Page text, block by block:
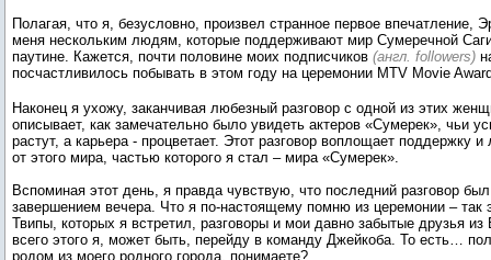
Полагая, что я, безусловно, произвел странное первое впечатление,
меня нескольким людям, которые поддерживают мир Сумеречной
паутине. Кажется, почти половине моих подписчиков (англ. followers)
посчастливилось побывать в этом году на церемонии MTV Movie
Наконец я ухожу, заканчивая любезный разговор с одной из этих
описывает, как замечательно было увидеть актеров «Сумерек», чьи
растут, а карьера - процветает. Этот разговор воплощает поддержку
от этого мира, частью которого я стал – мира «Сумерек».
Вспоминая этот день, я правда чувствую, что последний разговор
завершением вечера. Что я по-настоящему помню из церемонии – так
Твипы, которых я встретил, разговоры и мои давно забытые друзья
всего этого я, может быть, перейду в команду Джейкоба. То есть…
родом из моего родного города, понимаете?